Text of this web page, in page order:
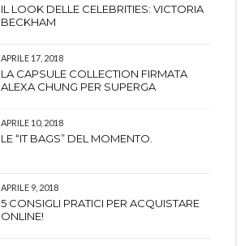
IL LOOK DELLE CELEBRITIES: VICTORIA
BECKHAM
APRILE 17, 2018
LA CAPSULE COLLECTION FIRMATA
ALEXA CHUNG PER SUPERGA
APRILE 10, 2018
LE “IT BAGS” DEL MOMENTO.
APRILE 9, 2018
5 CONSIGLI PRATICI PER ACQUISTARE
ONLINE!